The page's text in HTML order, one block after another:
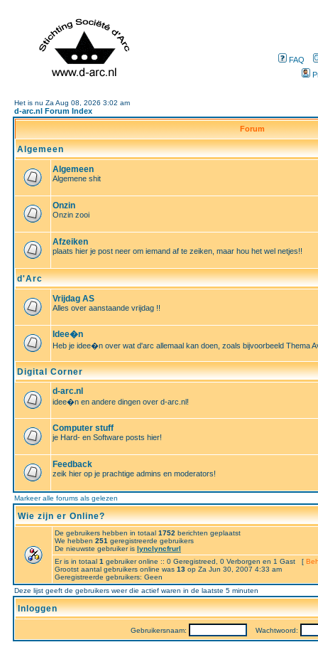
FAQ
Het is nu Za Aug 08, 2026 3:02 am
d-arc.nl Forum Index
Forum
Algemeen
Algemeen
Algemene shit
Onzin
Onzin zooi
Afzeiken
plaats hier je post neer om iemand af te zeiken, maar hou het wel netjes!!
d'Arc
Vrijdag AS
Alles over aanstaande vrijdag !!
Idee�n
Heb je idee�n over wat d'arc allemaal kan doen, zoals bijvoorbeeld Thema
Digital Corner
d-arc.nl
idee�n en andere dingen over d-arc.nl!
Computer stuff
je Hard- en Software posts hier!
Feedback
zeik hier op je prachtige admins en moderators!
Markeer alle forums als gelezen
Wie zijn er Online?
De gebruikers hebben in totaal 1752 berichten geplaatst
We hebben 251 geregistreerde gebruikers
De nieuwste gebruiker is lynclyncfrurl
Er is in totaal 1 gebruiker online :: 0 Geregistreed, 0 Verborgen en 1 Gast [
Grootst aantal gebruikers online was 13 op Za Jun 30, 2007 4:33 am
Geregistreerde gebruikers: Geen
Deze lijst geeft de gebruikers weer die actief waren in de laatste 5 minuten
Inloggen
Gebruikersnaam: Wachtwoord: